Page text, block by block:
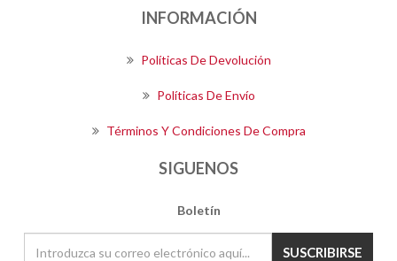
INFORMACIÓN
Políticas De Devolución
Políticas De Envío
Términos Y Condiciones De Compra
SIGUENOS
Boletín
SUSCRIBIRSE